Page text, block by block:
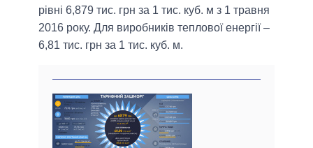
рівні 6,879 тис. грн за 1 тис. куб. м з 1 травня
2016 року. Для виробників теплової енергії –
6,81 тис. грн за 1 тис. куб. м.